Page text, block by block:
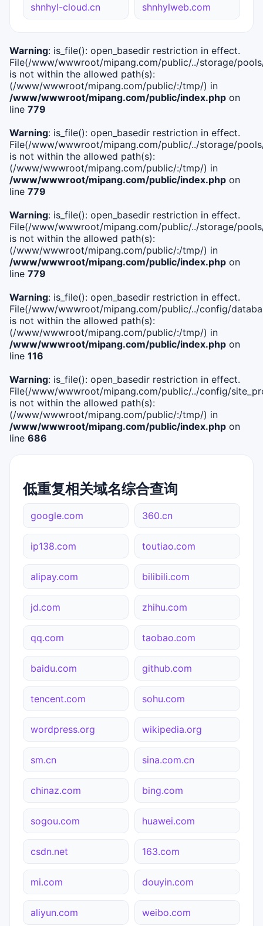
shnhyl-cloud.cn shnhylweb.com
Warning: is_file(): open_basedir restriction in effect.
File(/www/wwwroot/mipang.com/public/../storage/
is not within the allowed path(s):
(/www/wwwroot/mipang.com/public/:/tmp/) in
/www/wwwroot/mipang.com/public/index.php on
line 779
Warning: is_file(): open_basedir restriction in effect.
File(/www/wwwroot/mipang.com/public/../storage/
is not within the allowed path(s):
(/www/wwwroot/mipang.com/public/:/tmp/) in
/www/wwwroot/mipang.com/public/index.php on
line 779
Warning: is_file(): open_basedir restriction in effect.
File(/www/wwwroot/mipang.com/public/../storage/
is not within the allowed path(s):
(/www/wwwroot/mipang.com/public/:/tmp/) in
/www/wwwroot/mipang.com/public/index.php on
line 779
Warning: is_file(): open_basedir restriction in effect.
File(/www/wwwroot/mipang.com/public/../config/
is not within the allowed path(s):
(/www/wwwroot/mipang.com/public/:/tmp/) in
/www/wwwroot/mipang.com/public/index.php on
line 116
Warning: is_file(): open_basedir restriction in effect.
File(/www/wwwroot/mipang.com/public/../config/
is not within the allowed path(s):
(/www/wwwroot/mipang.com/public/:/tmp/) in
/www/wwwroot/mipang.com/public/index.php on
line 686
低重复相关域名综合查询
google.com 360.cn
ip138.com toutiao.com
alipay.com bilibili.com
jd.com zhihu.com
qq.com taobao.com
baidu.com github.com
tencent.com sohu.com
wordpress.org wikipedia.org
sm.cn sina.com.cn
chinaz.com bing.com
sogou.com huawei.com
csdn.net 163.com
mi.com douyin.com
aliyun.com weibo.com